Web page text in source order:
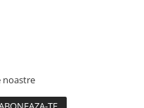
noastre